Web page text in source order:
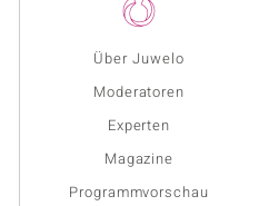
Über Juwelo
Moderatoren
Experten
Magazine
Programmvorschau